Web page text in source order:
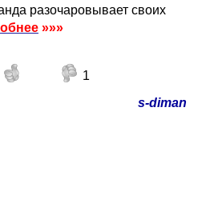
разочаровывает своих
»»»
1
s-diman